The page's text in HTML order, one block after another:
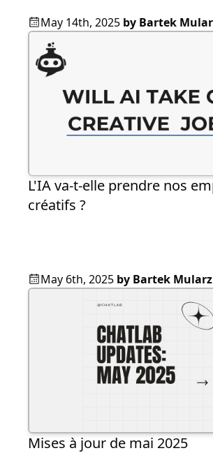
May 14th, 2025 by Bartek
L'IA va-t-elle prendre nos
créatifs ?
May 6th, 2025 by Bartek Mularz
Mises à jour de mai 2025